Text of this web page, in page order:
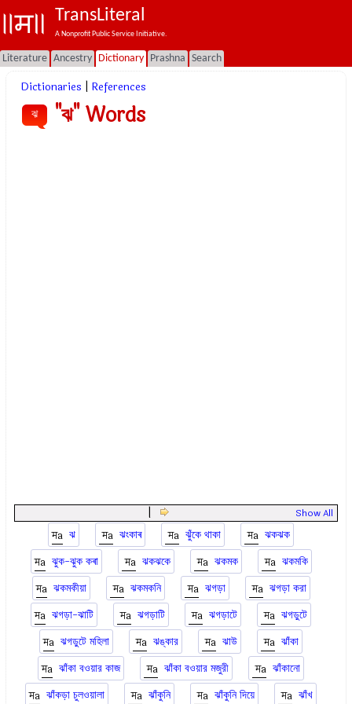
TransLiteral
A Nonprofit Public Service Initiative.
Literature Ancestry Dictionary Prashna Search
Dictionaries References
ঝ "ঝ" Words
Show All
ঝ ঝংকাৰ ঝুঁকে থাকা
ঝকঝক
ঝুক-ঝুক কৰা
ঝকঝকে ঝকমক
ঝকমকি
ঝকমকীয়া
ঝকমকনি ঝগড়া
ঝগড়া করা
ঝগড়া-ঝাটি
ঝগড়াটি ঝগড়াটে
ঝগড়ুটে
ঝগড়ুটে মহিলা
ঝঙ্কার ঝাউ
ঝাঁকা
ঝাঁকা বওয়ার কাজ
ঝাঁকা বওয়ার মজুরী
ঝাঁকানো
ঝাঁকড়া চুলওয়ালা
ঝাঁকুনি ঝাঁকুনি দিয়ে
ঝাঁখ